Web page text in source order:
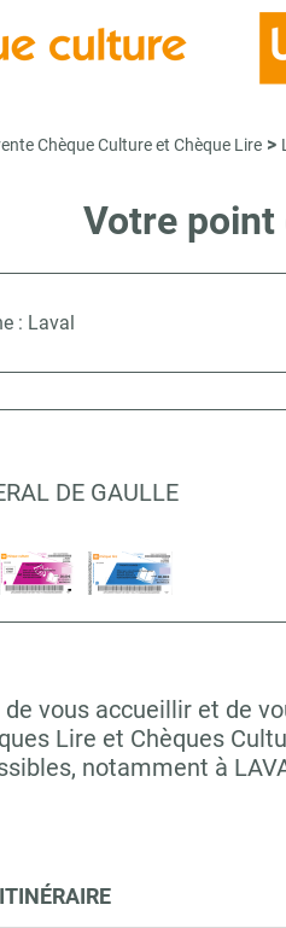
Chèque Culture et Chèque Lire >
Votre point
: Laval
DE GAULLE
de vous accueillir et de
Lire et Chèques
notamment à